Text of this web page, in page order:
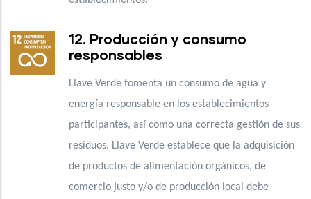
12. Producción y consumo
responsables
Llave Verde fomenta un consumo de agua y
energía responsable en los establecimientos
participantes, así como una correcta gestión de sus
residuos. Llave Verde establece que la adquisición
de productos de alimentación orgánicos, de
comercio justo y/o de producción local debe